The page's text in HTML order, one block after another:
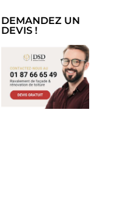
DEMANDEZ UN
DEVIS !